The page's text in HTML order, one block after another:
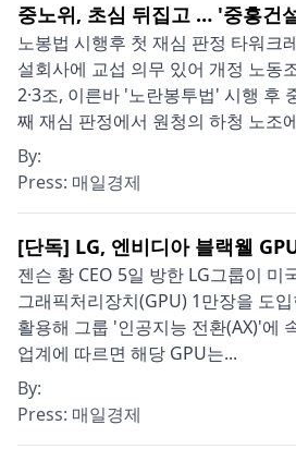
중노위, 초심 뒤집고 … '중흥건
노봉법 시행후 첫 재심 판정 타워크
설회사에 교섭 의무 있어 개정 노동
2·3조, 이른바 '노란봉투법' 시행 후
째 재심 판정에서 원청의 하청 노조
By:
Press: 매일경제
[단독] LG, 엔비디아 블랙웰
젠슨 황 CEO 5일 방한 LG그룹이 미
그래픽처리장치(GPU) 1만장을 도
활용해 그룹 '인공지능 전환(AX)'에
업계에 따르면 해당 GPU는...
By:
Press: 매일경제